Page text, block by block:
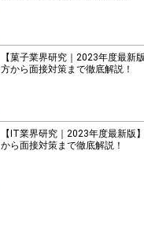
【菓子業界研究｜2023年度最新
方から面接対策まで徹底解説！
【IT業界研究｜2023年度最新版
から面接対策まで徹底解説！